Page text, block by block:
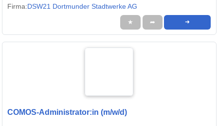
Firma:DSW21 Dortmunder Stadtwerke AG
★ ➦ ➜
COMOS-Administrator:in (m/w/d)